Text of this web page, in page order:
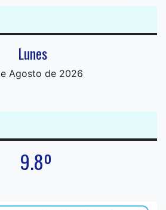
Lunes
Agosto de 2026
9.8º